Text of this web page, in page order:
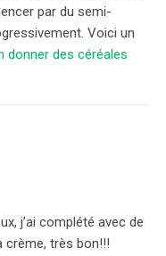
par du semi-
Voici un
donner des céréales
j’ai complété avec de
crème, très bon!!!